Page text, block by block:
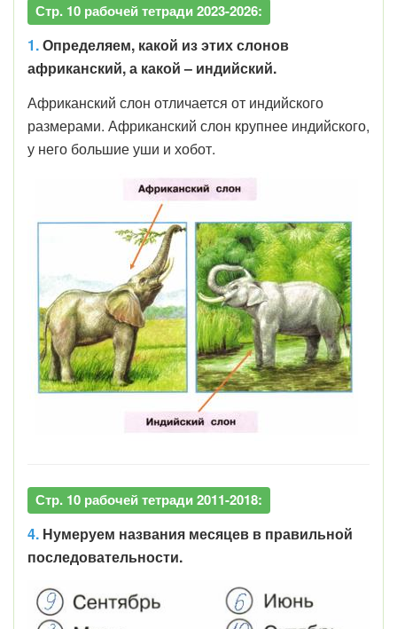
Стр. 10 рабочей тетради 2023-2026:
1.Определяем, какой из этих слонов
африканский, а какой – индийский.
Африканский слон отличается от индийского
размерами. Африканский слон крупнее индийского,
у него большие уши и хобот.
Стр. 10 рабочей тетради 2011-2018:
4. Нумеруем названия месяцев в правильной
последовательности.